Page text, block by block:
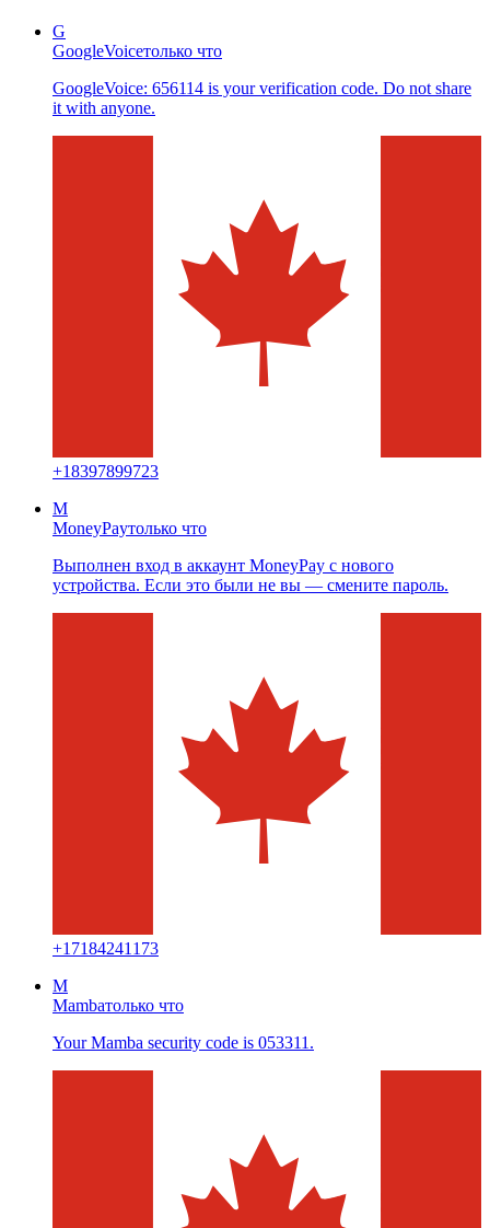
G
GoogleVoiceтолько что
GoogleVoice: 656114 is your verification code. Do not share
it with anyone.
+18397899723
M
MoneyPayтолько что
Выполнен вход в аккаунт MoneyPay с нового
устройства. Если это были не вы — смените пароль.
+17184241173
M
Mambaтолько что
Your Mamba security code is 053311.